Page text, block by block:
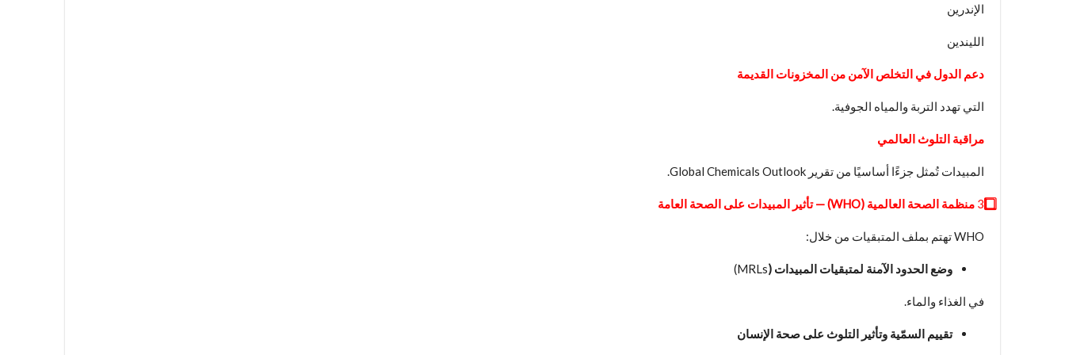
الإندرين
الليندين
دعم الدول في التخلص الآمن من المخزونات القديمة
التي تهدد التربة والمياه الجوفية.
مراقبة التلوث العالمي
المبيدات تُمثل جزءًا أساسيًا من تقرير Global Chemicals Outlook.
3️ منظمة الصحة العالمية (WHO) — تأثير المبيدات على الصحة العامة
WHO تهتم بملف المتبقيات من خلال:
وضع الحدود الآمنة لمتبقيات المبيدات (MRLs)
في الغذاء والماء.
تقييم السمّية وتأثير التلوث على صحة الإنسان